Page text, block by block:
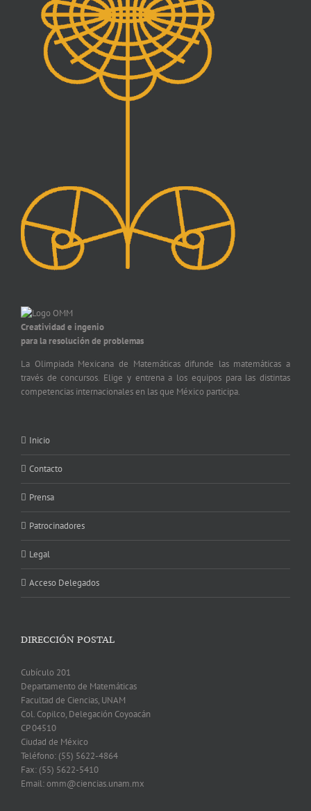
Creatividad e ingenio
para la resolución de problemas
La Olimpiada Mexicana de Matemáticas difunde las matemáticas a
través de concursos. Elige y entrena a los equipos para las distintas
competencias internacionales en las que México participa.
Inicio
Contacto
Prensa
Patrocinadores
Legal
Acceso Delegados
DIRECCIÓN POSTAL
Cubículo 201
Departamento de Matemáticas
Facultad de Ciencias, UNAM
Col. Copilco, Delegación Coyoacán
CP 04510
Ciudad de México
Teléfono: (55) 5622-4864
Fax: (55) 5622-5410
Email: omm@ciencias.unam.mx